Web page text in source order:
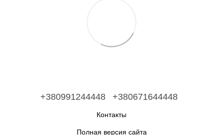
+380991244448 +380671644448
Контакты
Полная версия сайта